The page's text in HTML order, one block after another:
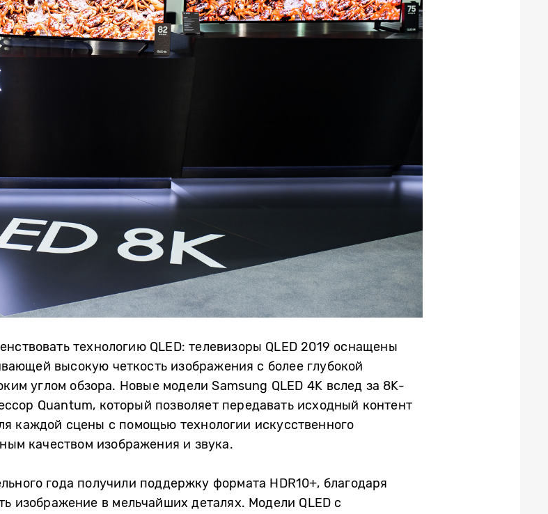
технологию QLED: телевизоры QLED 2019 оснащены
высокую четкость изображения с более глубокой
углом обзора. Новые модели Samsung QLED 4K вслед за 8K-
Quantum, который позволяет передавать исходный контент
каждой сцены с помощью технологии искусственного
качеством изображения и звука.
года получили поддержку формата HDR10+, благодаря
изображение в мельчайших деталях. Модели QLED с